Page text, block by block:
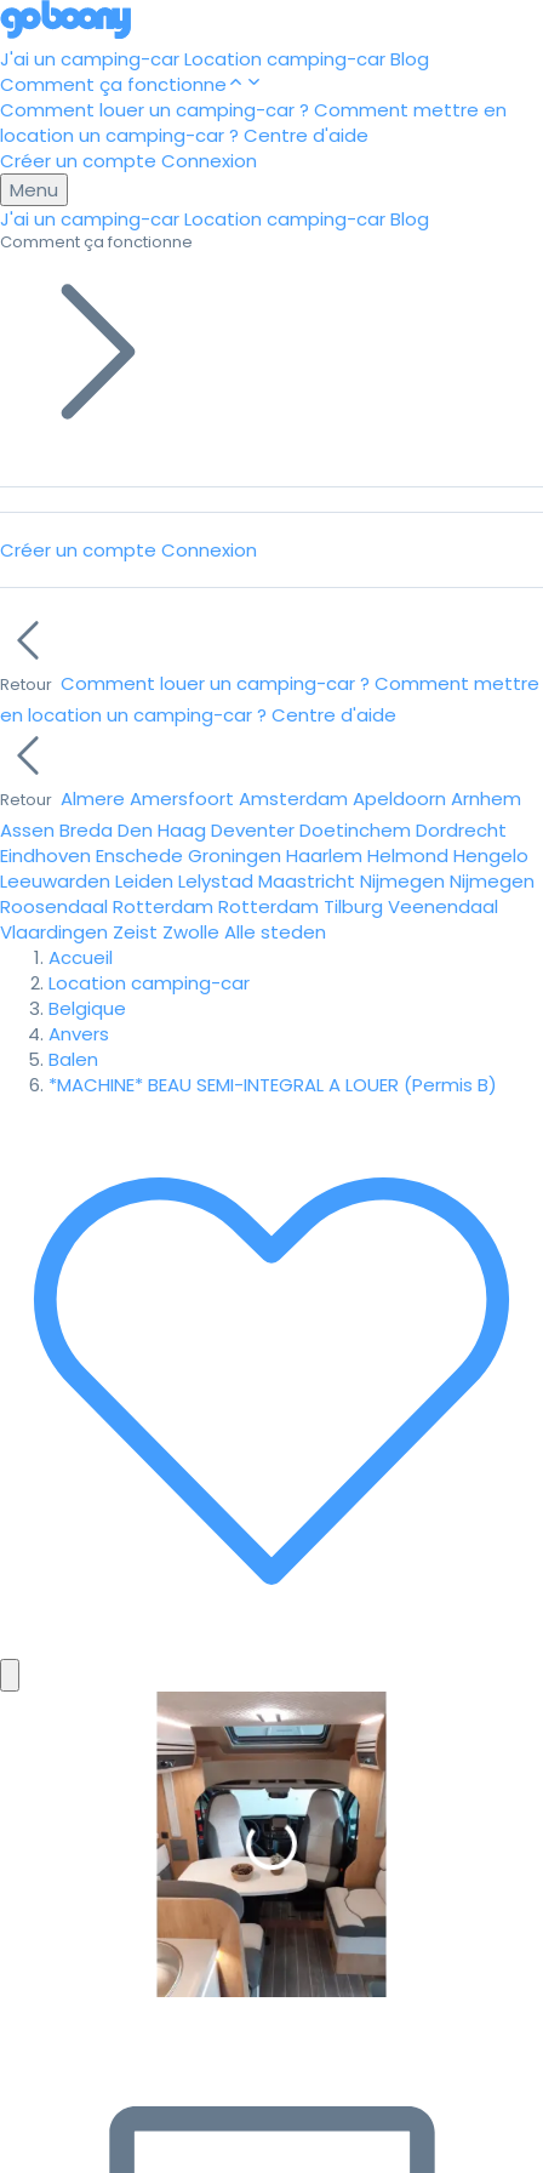
J'ai un camping-carLocation camping-carBlog
Comment ça fonctionne
Comment louer un camping-car ? Comment mettre en
location un camping-car ? Centre d'aide
Créer un compte Connexion
Menu
J'ai un camping-carLocation camping-carBlog
Comment ça fonctionne
Créer un compte Connexion
Retour Comment louer un camping-car ? Comment mettre
en location un camping-car ? Centre d'aide
Retour Almere Amersfoort Amsterdam Apeldoorn Arnhem
Assen Breda Den Haag DeventerDoetinchem Dordrecht
Eindhoven Enschede Groningen Haarlem Helmond Hengelo
Leeuwarden Leiden Lelystad Maastricht Nijmegen Nijmegen
Roosendaal Rotterdam Rotterdam Tilburg Veenendaal
Vlaardingen Zeist Zwolle Alle steden
Accueil
Location camping-car
Belgique
Anvers
Balen
*MACHINE* BEAU SEMI-INTEGRAL A LOUER (Permis B)